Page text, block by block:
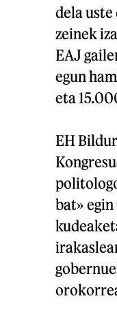
dela uste
zeinek
EAJ
egun
eta
EH
bat»